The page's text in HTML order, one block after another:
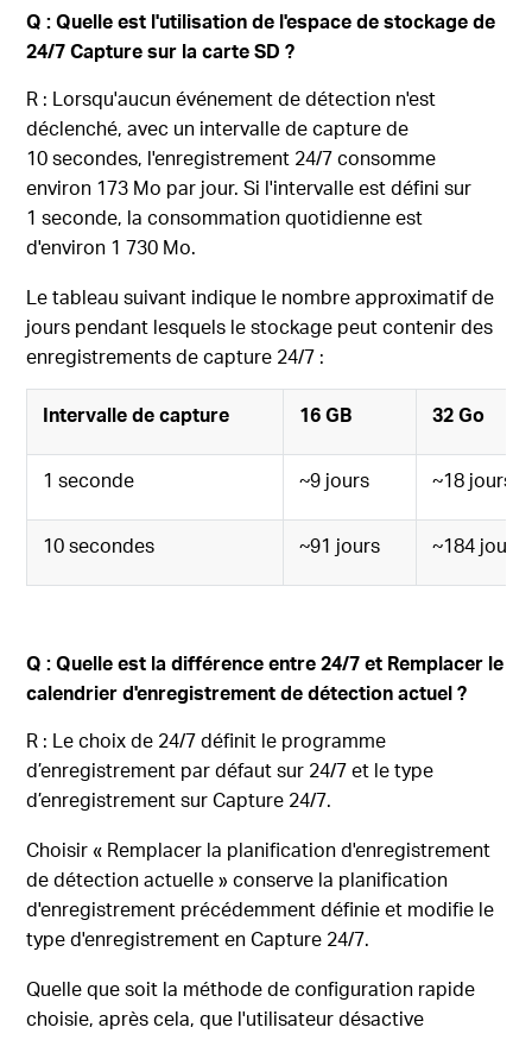
Q : Quelle est l'utilisation de l'espace de stockage de
24/7 Capture sur la carte SD ?
R : Lorsqu'aucun événement de détection n'est
déclenché, avec un intervalle de capture de
10 secondes, l'enregistrement 24/7 consomme
environ 173 Mo par jour. Si l'intervalle est défini sur
1 seconde, la consommation quotidienne est
d'environ 1 730 Mo.
Le tableau suivant indique le nombre approximatif de
jours pendant lesquels le stockage peut contenir des
enregistrements de capture 24/7 :
Intervalle de capture 16 GB 32 Go
1 seconde ~9 jours ~18 jours
10 secondes ~91 jours ~184 jours
Q : Quelle est la différence entre 24/7 et Remplacer le
calendrier d'enregistrement de détection actuel?
R : Le choix de 24/7 définit le programme
d’enregistrement par défaut sur 24/7 et le type
d’enregistrement sur Capture 24/7.
Choisir « Remplacer la planification d'enregistrement
de détection actuelle » conserve la planification
d'enregistrement précédemment définie et modifie le
type d'enregistrement en Capture 24/7.
Quelle que soit la méthode de configuration rapide
choisie, après cela, que l'utilisateur désactive